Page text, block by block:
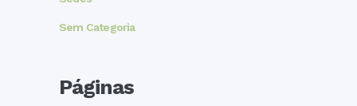
Sem Categoria
Páginas